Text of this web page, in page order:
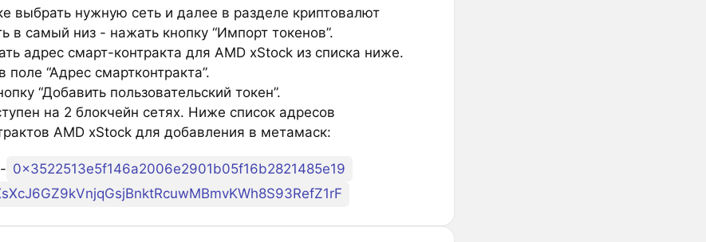
выбрать нужную сеть и далее в разделе криптовалют
в самый низ - нажать кнопку “Импорт токенов”.
адрес смарт-контракта для AMD xStock из списка ниже.
поле “Адрес смартконтракта”.
“Добавить пользовательский токен”.
на 2 блокчейн сетях. Ниже список адресов
AMD xStock для добавления в метамаск:
- 0x3522513e5f146a2006e2901b05f16b2821485e19